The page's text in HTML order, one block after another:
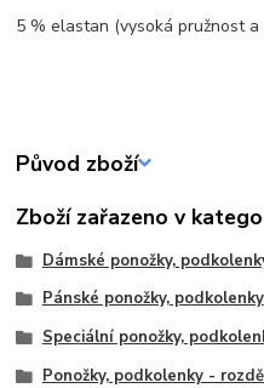
5 % elastan (vysoká pružnost
Původ zboží
Zboží zařazeno v
Dámské ponožky,
Pánské ponožky, podkolenky
Speciální ponožky,
Ponožky, podkolenky -